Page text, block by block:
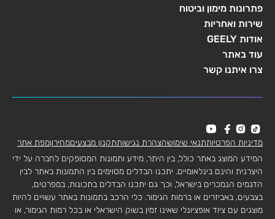
פתרונות מימון וביטוח
שירות ואחריות
אודות GEELY
עוד באתר
צרו איתנו קשר
מדיניות הפרטיותתנאי שימושהצהרת נגישותתקנון מבצעיםמחירוןמפת אתר
המידע המוצג באתר כולל, בין היתר, מידע ותמונות המסופקים לחברה על ידי
היצרנית והינם בינלאומיים. יתכנו הבדלים מסוימים בין התמונות באתר לבין
הדגמים הנמכרים בישראל, וכך גם יתכנו הבדלים בתכונות, במפרטים,
בצבעים, באביזרים או ברמות הגימור. כלי הרכב בתמונות באתר עשויים להיות
מוצגים עם ציוד אופציונלי שאינו זמין בשוק הישראלי או בכל רמות הגימור, או